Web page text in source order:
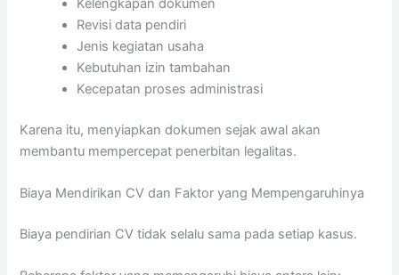
Kelengkapan dokumen
Revisi data pendiri
Jenis kegiatan usaha
Kebutuhan izin tambahan
Kecepatan proses administrasi
Karena itu, menyiapkan dokumen sejak awal akan
membantu mempercepat penerbitan legalitas.
Biaya Mendirikan CV dan Faktor yang Mempengaruhinya
Biaya pendirian CV tidak selalu sama pada setiap kasus.